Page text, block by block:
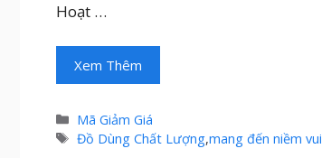
Hoạt …
Xem Thêm
Danh
mục
Mã Giảm Giá
Thẻ
Đồ Dùng Chất Lượng,mang đến niềm vui